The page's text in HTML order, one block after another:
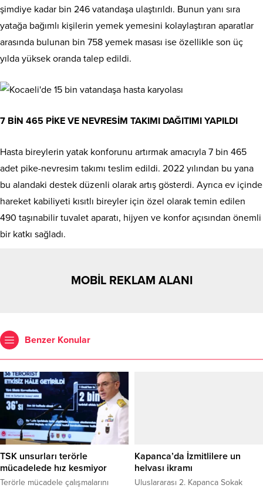
şimdiye kadar bin 246 vatandaşa ulaştırıldı. Bunun yanı sıra
yatağa bağımlı kişilerin yemek yemesini kolaylaştıran aparatlar
arasında bulunan bin 758 yemek masası ise özellikle son üç
yılda yüksek oranda talep edildi.
7 BİN 465 PİKE VE NEVRESİM TAKIMI DAĞITIMI YAPILDI
Hasta bireylerin yatak konforunu artırmak amacıyla 7 bin 465
adet pike-nevresim takımı teslim edildi. 2022 yılından bu yana
bu alandaki destek düzenli olarak artış gösterdi. Ayrıca ev içinde
hareket kabiliyeti kısıtlı bireyler için özel olarak temin edilen
490 taşınabilir tuvalet aparatı, hijyen ve konfor açısından önemli
bir katkı sağladı.
MOBİL REKLAM ALANI
Benzer Konular
TSK unsurları terörle
mücadelede hız kesmiyor
Terörle mücadele çalışmalarını
Kapanca’da İzmitlilere un
helvası ikramı
Uluslararası 2. Kapanca Sokak